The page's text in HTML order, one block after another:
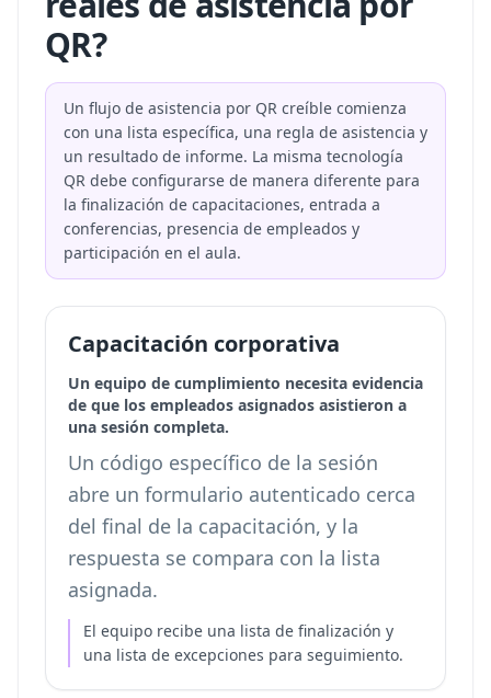
QR?
Un flujo de asistencia por QR creíble comienza
con una lista específica, una regla de asistencia y
un resultado de informe. La misma tecnología
QR debe configurarse de manera diferente para
la finalización de capacitaciones, entrada a
conferencias, presencia de empleados y
participación en el aula.
Capacitación corporativa
Un equipo de cumplimiento necesita evidencia
de que los empleados asignados asistieron a
una sesión completa.
Un código específico de la sesión
abre un formulario autenticado cerca
del final de la capacitación, y la
respuesta se compara con la lista
asignada.
El equipo recibe una lista de finalización y
una lista de excepciones para seguimiento.